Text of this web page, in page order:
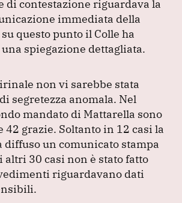
di contestazione riguardava la
immediata della
questo punto il Colle ha
spiegazione dettagliata.
non vi sarebbe stata
segretezza anomala. Nel
mandato di Mattarella sono
42 grazie. Soltanto in 12 casi la
diffuso un comunicato stampa
altri 30 casi non è stato fatto
riguardavano dati